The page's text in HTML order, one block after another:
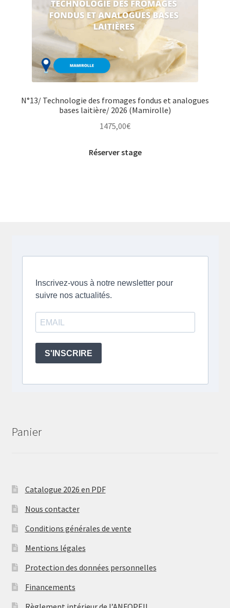
N°13/ Technologie des fromages fondus et analogues
bases laitière/ 2026 (Mamirolle)
1475,00€
Réserver stage
Panier
Catalogue 2026 en PDF
Nous contacter
Conditions générales de vente
Mentions légales
Protection des données personnelles
Financements